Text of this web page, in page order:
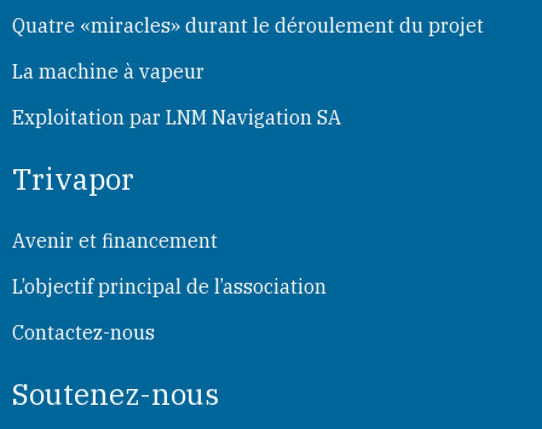
Quatre «miracles» durant le déroulement du projet
La machine à vapeur
Exploitation par LNM Navigation SA
Trivapor
Avenir et financement
L’objectif principal de l’association
Contactez-nous
Soutenez-nous